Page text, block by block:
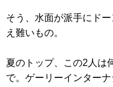
そう、水面が派手にド
え難いもの。
夏のトップ、この2人は
で。ゲーリーインター